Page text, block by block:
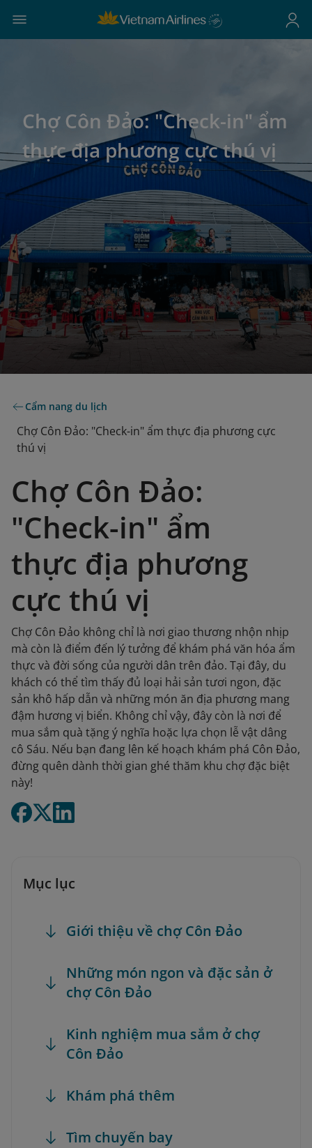
Chợ Côn Đảo: "Check-in" ẩm
thực địa phương cực thú vị
Cẩm nang du lịch
Chợ Côn Đảo: "Check-in" ẩm thực địa phương cực
thú vị
Chợ Côn Đảo:
"Check-in" ẩm
thực địa phương
cực thú vị
Chợ Côn Đảo không chỉ là nơi giao thương nhộn nhịp
mà còn là điểm đến lý tưởng để khám phá văn hóa ẩm
thực và đời sống của người dân trên đảo. Tại đây, du
khách có thể tìm thấy đủ loại hải sản tươi ngon, đặc
sản khô hấp dẫn và những món ăn địa phương mang
đậm hương vị biển. Không chỉ vậy, đây còn là nơi để
mua sắm quà tặng ý nghĩa hoặc lựa chọn lễ vật dâng
cô Sáu. Nếu bạn đang lên kế hoạch khám phá Côn Đảo,
đừng quên dành thời gian ghé thăm khu chợ đặc biệt
này!
Mục lục
Giới thiệu về chợ Côn Đảo
Những món ngon và đặc sản ở
chợ Côn Đảo
Kinh nghiệm mua sắm ở chợ
Côn Đảo
Khám phá thêm
Tìm chuyến bay